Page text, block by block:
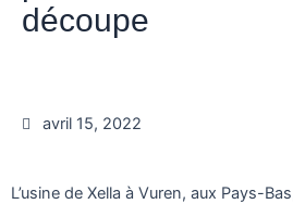
découpe
avril 15, 2022
L’usine de Xella à Vuren, aux Pays-